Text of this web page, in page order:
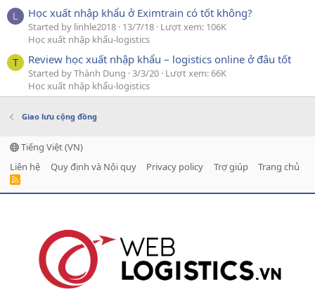
L Học xuất nhập khẩu ở Eximtrain có tốt không?
Started by linhle2018 13/7/18 Lượt xem: 106K
Học xuất nhập khẩu-logistics
T Review học xuất nhập khẩu – logistics online ở đâu tốt
Started by Thành Dung 3/3/20 Lượt xem: 66K
Học xuất nhập khẩu-logistics
Giao lưu cộng đồng
Tiếng Việt (VN)
Liên hệ
Quy định và Nội quy Privacy policy Trợ giúp Trang chủ
R